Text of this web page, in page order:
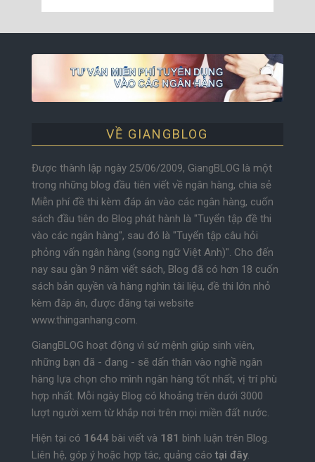
VỀ GIANGBLOG
Được thành lập ngày 25/06/2009, GiangBLOG là một
trong những blog đầu tiên viết về ngân hàng, chia sẻ
Miễn phí đề thi kèm đáp án vào các ngân hàng, cuốn
sách đầu tiên do Blog phát hành là "Tuyển tập đề thi
vào các ngân hàng", sau đó là "Tuyển tập câu hỏi
phỏng vấn ngân hàng (song ngữ Việt Anh)". Cho đến
nay sau gần 9 năm viết sách, Blog đã có hơn 18 cuốn
sách bản quyền và hàng nghìn tài liệu, đề thi lớn nhỏ
kèm đáp án, được đăng tại website
www.thinganhang.com.
GiangBLOG hoạt động vì sứ mệnh giúp sinh viên,
những bạn đã - đang - sẽ dấn thân vào nghề ngân
hàng lựa chọn cho mình ngân hàng tốt nhất, vị trí phù
hợp nhất. Mỗi ngày Blog có khoảng trên dưới 3000
lượt người xem từ khắp nơi trên mọi miền đất nước.
Hiện tại có 1644bài viết và 181 bình luận trên Blog.
Liên hệ, góp ý hoặc hợp tác, quảng cáotại đây.